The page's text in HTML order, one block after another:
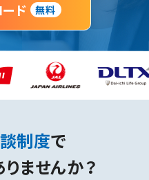
ド 無料
制度で
ませんか？